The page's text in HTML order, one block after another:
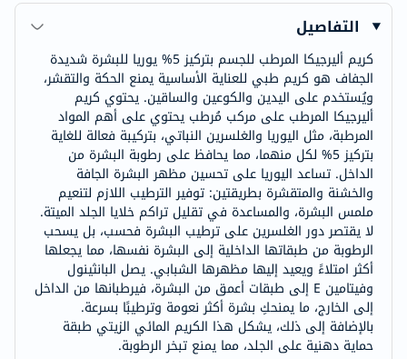
التفاصيل
كريم أليرجيكا المرطب للجسم بتركيز 5% يوريا للبشرة شديدة
الجفاف هو كريم طبي للعناية الأساسية يمنع الحكة والتقشر،
ويُستخدم على اليدين والكوعين والساقين. يحتوي كريم
أليرجيكا المرطب على مركب مُرطب يحتوي على أهم المواد
المرطبة، مثل اليوريا والغلسرين النباتي، بتركيبة فعالة للغاية
بتركيز 5% لكل منهما، مما يحافظ على رطوبة البشرة من
الداخل. تساعد اليوريا على تحسين مظهر البشرة الجافة
والخشنة والمتقشرة بطريقتين: توفير الترطيب اللازم لتنعيم
ملمس البشرة، والمساعدة في تقليل تراكم خلايا الجلد الميتة.
لا يقتصر دور الغلسرين على ترطيب البشرة فحسب، بل يسحب
الرطوبة من طبقاتها الداخلية إلى البشرة نفسها، مما يجعلها
أكثر امتلاءً ويعيد إليها مظهرها الشبابي. يصل البانثينول
وفيتامين E إلى طبقات أعمق من البشرة، فيرطبانها من الداخل
إلى الخارج، ما يمنحكِ بشرة أكثر نعومة وترطيبًا بسرعة.
بالإضافة إلى ذلك، يشكل هذا الكريم المائي الزيتي طبقة
حماية دهنية على الجلد، مما يمنع تبخر الرطوبة.